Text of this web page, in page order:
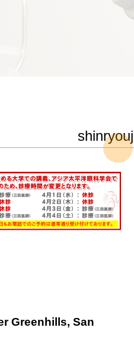
Greenhills, San